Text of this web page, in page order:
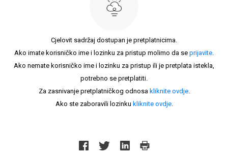
Cjelovit sadržaj dostupan je pretplatnicima.
Ako imate korisničko ime i lozinku za pristup molimo da se prijavite.
Ako nemate korisničko ime i lozinku za pristup ili je pretplata istekla,
potrebno se pretplatiti.
Za zasnivanje pretplatničkog odnosa kliknite ovdje.
Ako ste zaboravili lozinku kliknite ovdje.